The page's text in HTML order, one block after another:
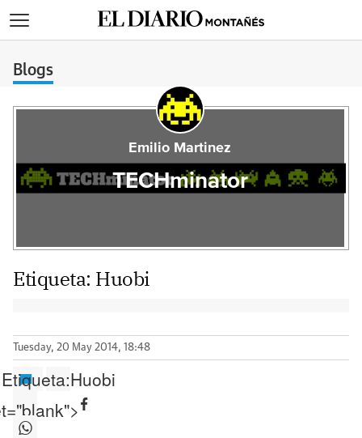
Blogs
Emilio Martinez
TECHminator
Etiqueta: Huobi
Tuesday, 20 May 2014, 18:48
Etiqueta:Huobi